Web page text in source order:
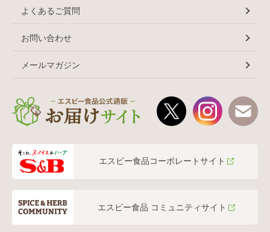
よくあるご質問
お問い合わせ
メールマガジン
エスビー食品コーポレートサイト
エスビー食品 コミュニティサイト